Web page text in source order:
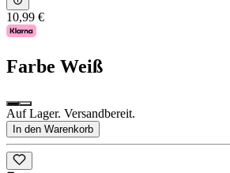
10,99 €
Farbe Weiß
Auf Lager. Versandbereit.
In den Warenkorb